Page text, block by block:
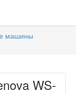
машины
WS-